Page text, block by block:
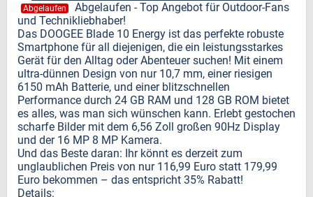
Abgelaufen
Abgelaufen - Top Angebot für Outdoor-Fans
und Technikliebhaber!
Das DOOGEE Blade 10 Energy ist das perfekte robuste
Smartphone für all diejenigen, die ein leistungsstarkes
Gerät für den Alltag oder Abenteuer suchen! Mit einem
ultra-dünnen Design von nur 10,7 mm, einer riesigen
6150 mAh Batterie, und einer blitzschnellen
Performance durch 24 GB RAM und 128 GB ROM bietet
es alles, was man sich wünschen kann. Erlebt gestochen
scharfe Bilder mit dem 6,56 Zoll großen 90Hz Display
und der 16 MP 8 MP Kamera.
Und das Beste daran: Ihr könnt es derzeit zum
unglaublichen Preis von nur 116,99 Euro statt 179,99
Euro bekommen – das entspricht 35% Rabatt!
Details: